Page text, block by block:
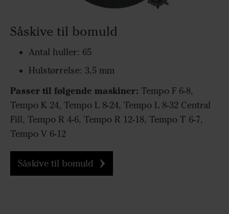
Såskive til bomuld
Antal huller: 65
Hulstørrelse: 3,5 mm
Passer til følgende maskiner: Tempo F 6-8,
Tempo K 24, Tempo L 8-24, Tempo L 8-32 Central
Fill, Tempo R 4-6, Tempo R 12-18, Tempo T 6-7,
Tempo V 6-12
Såskive til bomuld